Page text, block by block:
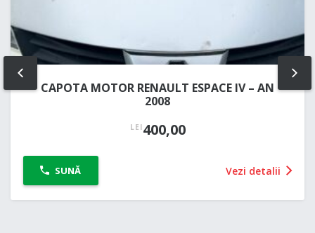
CAPOTA MOTOR RENAULT ESPACE IV – AN
2008
LEI400,00
SUNĂ Vezi detalii
PREV